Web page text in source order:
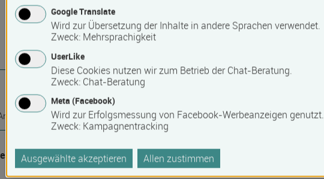
Befähigungsnachweis
Google Translate
Wird zur Übersetzung der Inhalte in andere Sprachen verwendet.
Zweck: Mehrsprachigkeit
UserLike
Diese Cookies nutzen wir zum Betrieb der Chat-Beratung.
Zweck: Chat-Beratung
Meta (Facebook)
Wird zur Erfolgsmessung von Facebook-Werbeanzeigen genutzt.
Zweck: Kampagnentracking
Ausgewählte akzeptieren Allen zustimmen